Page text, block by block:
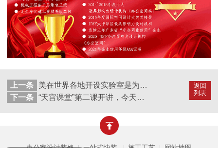
返回
列表
上一条
美在世界各地开设实验室是为了制造“生化病毒”吗？- 实验室装修里的秘密
下一条
“天宫课堂”第二课开讲，今天你学习了吗